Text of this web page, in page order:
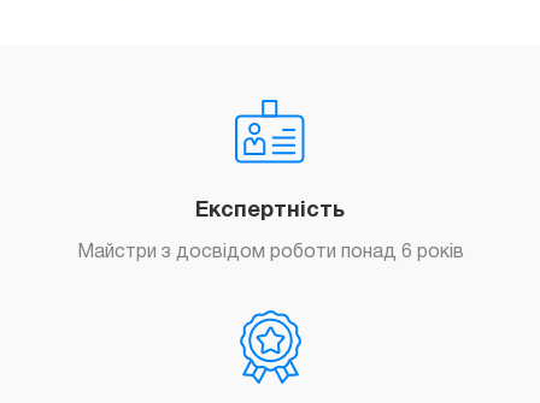
Експертність
Майстри з досвідом роботи понад 6 років